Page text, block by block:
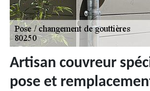
Artisan couvreur
pose et